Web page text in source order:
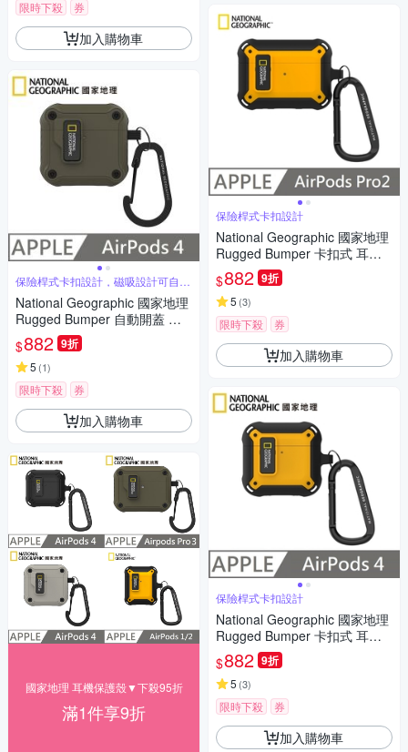
限時下殺 券
加入購物車
保險桿式卡扣設計，磁吸設計可自動
開蓋
National Geographic 國家地理
Rugged Bumper 自動開蓋 耳
機保護殼 適用 AirPods 4 - 卡其
色
$882 9折
5 (1)
限時下殺 券
加入購物車
國家地理 耳機保護殼▼下殺95折
滿1件享9折
保險桿式卡扣設計
National Geographic 國家地理
Rugged Bumper 卡扣式 耳機
保護殼 適用 AirPods Pro 2 - 黃
色
$882 9折
5 (3)
限時下殺 券
加入購物車
保險桿式卡扣設計
National Geographic 國家地理
Rugged Bumper 卡扣式 耳機
保護殼 適用 AirPods 4 - 黃色
$882 9折
5 (3)
限時下殺 券
加入購物車